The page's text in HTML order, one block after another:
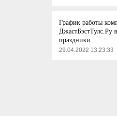
График работы
ДжастБэстТулс.Ру
праздники
29.04.2022 13:23:33